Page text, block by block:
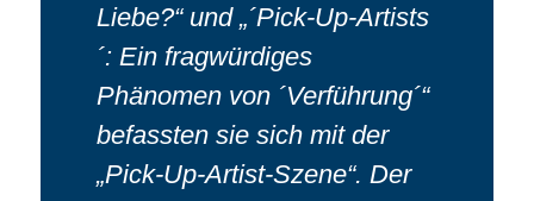
Liebe?“ und „´Pick-Up-Artists
´: Ein fragwürdiges
Phänomen von ´Verführung´“
befassten sie sich mit der
„Pick-Up-Artist-Szene“. Der